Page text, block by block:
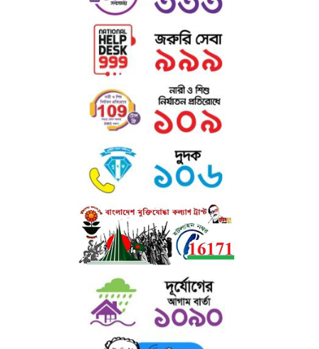
When computers came along, Aldus included lorem
ipsum in its PageMaker publishing software, and you
now see it wherever designers, content designers, art
directors, user interface developers and web designer
are at work. They use it daily when using programs
such as Adobe Photoshop, Paint Shop Pro, Dreamweaver,
FrontPage, PageMaker, FrameMaker, Illustrator, Flash,
Indesign etc.